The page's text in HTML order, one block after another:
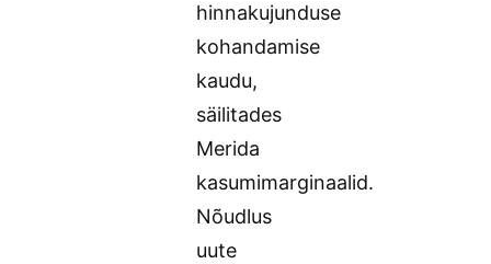
hinnakujunduse
kohandamise
kaudu,
säilitades
Merida
kasumimarginaalid.
Nõudlus
uute